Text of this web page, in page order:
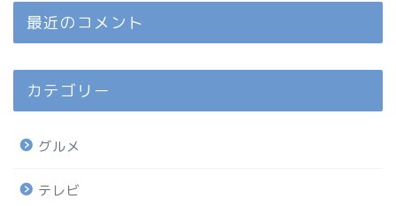
最近のコメント
カテゴリー
グルメ
テレビ